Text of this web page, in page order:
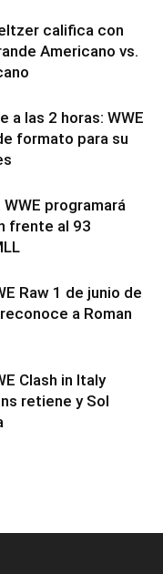
califica con
Americano vs.
a las 2 horas: WWE
formato para su
programará
frente al 93
Raw 1 de junio de
a Roman
Clash in Italy
retiene y Sol